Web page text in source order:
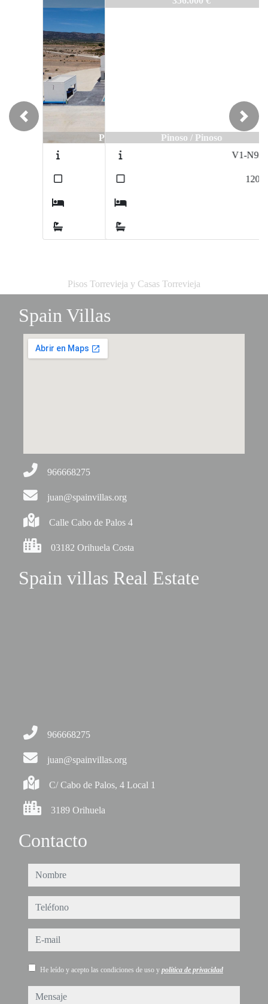
Pinoso / Pinoso
Previous Next
Pisos Torrevieja y Casas Torrevieja
Spain Villas
966668275
juan@spainvillas.org
Calle Cabo de Palos 4
03182 Orihuela Costa
Spain villas Real Estate
966668275
juan@spainvillas.org
C/ Cabo de Palos, 4 Local 1
3189 Orihuela
Contacto
nombre
teléfono
e-mail
He leído y acepto las condiciones de uso y política de privacidad
mensaje